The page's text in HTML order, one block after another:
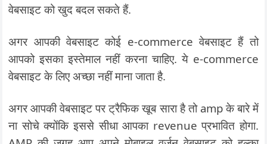
वेबसाइट को खुद बदल सकते हैं.
अगर आपकी वेबसाइट कोई e-commerce वेबसाइट हैं तो
आपको इसका इस्तेमाल नहीं करना चाहिए. ये e-commerce
वेबसाइट के लिए अच्छा नहीं माना जाता है.
अगर आपकी वेबसाइट पर ट्रैफिक खूब सारा है तो amp के बारे में
ना सोचे क्योंकि इससे सीधा आपका revenue प्रभावित होगा.